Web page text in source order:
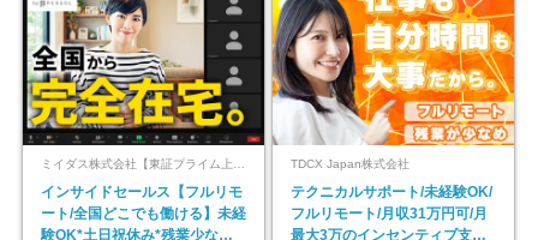
インサイドセールス【フルリモ
ート/全国どこでも働ける】未経
験OK*土日祝休み*残業少なめ*
TDCX Japan株式会社
テクニカルサポート/未経験OK/
フルリモート/月収31万円可/月
最大3万のインセンティブ支給/